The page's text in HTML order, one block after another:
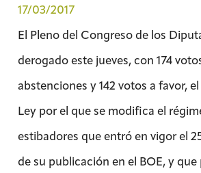
17/03/2017
El Pleno del Congreso de los
derogado este jueves, con 174
abstenciones y 142 votos a favor,
Ley por el que se modifica el
estibadores que entró en vigor el
de su publicación en el BOE, y